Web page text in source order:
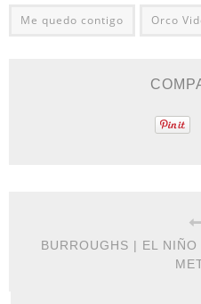
Me quedo contigo Orco
BURROUGHS | EL